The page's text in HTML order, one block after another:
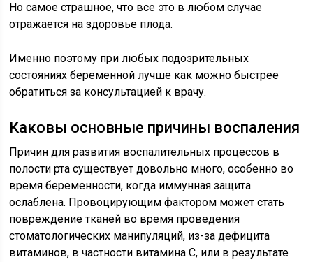
Но самое страшное, что все это в любом случае
отражается на здоровье плода.
Именно поэтому при любых подозрительных
состояниях беременной лучше как можно быстрее
обратиться за консультацией к врачу.
Каковы основные причины воспаления
Причин для развития воспалительных процессов в
полости рта существует довольно много, особенно во
время беременности, когда иммунная защита
ослаблена. Провоцирующим фактором может стать
повреждение тканей во время проведения
стоматологических манипуляций, из-за дефицита
витаминов, в частности витамина C, или в результате